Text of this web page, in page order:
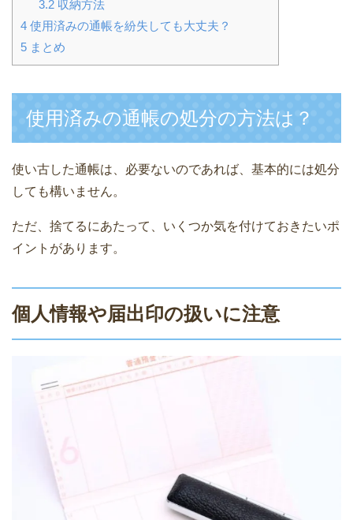
3.2収納方法
4 使用済みの通帳を紛失しても大丈夫？
5 まとめ
使用済みの通帳の処分の方法は？
使い古した通帳は、必要ないのであれば、基本的には処分
しても構いません。
ただ、捨てるにあたって、いくつか気を付けておきたいポ
イントがあります。
個人情報や届出印の扱いに注意